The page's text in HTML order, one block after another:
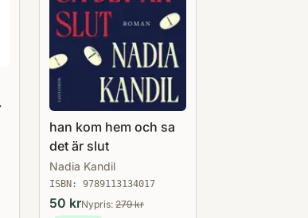
han kom hem och sa
det är slut
Nadia Kandil
ISBN: 9789113134017
50 krNypris: 279kr